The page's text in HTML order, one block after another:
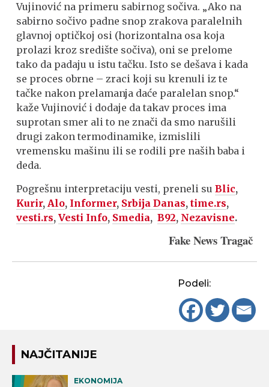
Vujinović na primeru sabirnog sočiva. „Ako na
sabirno sočivo padne snop zrakova paralelnih
glavnoj optičkoj osi (horizontalna osa koja
prolazi kroz središte sočiva), oni se prelome
tako da padaju u istu tačku. Isto se dešava i kada
se proces obrne – zraci koji su krenuli iz te
tačke nakon prelamanja daće paralelan snop.“
kaže Vujinović i dodaje da takav proces ima
suprotan smer ali to ne znači da smo narušili
drugi zakon termodinamike, izmislili
vremensku mašinu ili se rodili pre naših baba i
deda.
Pogrešnu interpretaciju vesti, preneli suBlic,
Kurir, Alo, Informer, Srbija Danas,time.rs,
vesti.rs,Vesti Info, Smedia,B92, Nezavisne.
Fake News Tragač
Podeli:
NAJČITANIJE
EKONOMIJA